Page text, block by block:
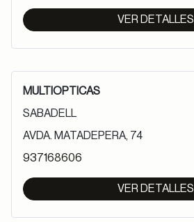
VER DETALLES
MULTIOPTICAS
SABADELL
AVDA. MATADEPERA, 74
937168606
VER DETALLES